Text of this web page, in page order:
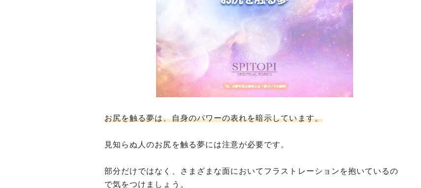
お尻を触る夢は、自身のパワーの表れを暗示しています。
見知らぬ人のお尻を触る夢には注意が必要です。
部分だけではなく、さまざまな面においてフラストレーションを抱いているの
で気をつけましょう。